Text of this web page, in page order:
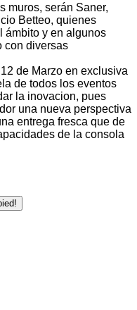
muros, serán Saner,
Betteo, quienes
ámbito y en algunos
con diversas
de Marzo en exclusiva
de todos los eventos
la inovacion, pues
una nueva perspectiva
entrega fresca que de
de la consola